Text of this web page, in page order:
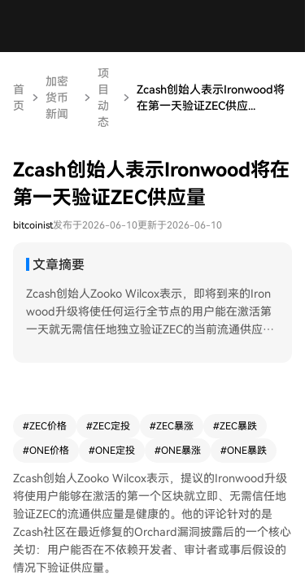
首
页
加密
货币
新闻
项
目
动
态
Zcash创始人表示Ironwood将
在第一天验证ZEC供应...
Zcash创始人表示Ironwood将在
第一天验证ZEC供应量
bitcoinist发布于2026-06-10更新于2026-06-10
文章摘要
Zcash创始人Zooko Wilcox表示，即将到来的Iron
wood升级将使任何运行全节点的用户能在激活第
一天就无需信任地独立验证ZEC的当前流通供应量
行为，而是通过“转门”会计机制确保当前供应量可
活跃的内部流通场所，资金必须通过转门计量后才
能进入新的Ironwood池，从而任何超出合法进入
量的超额ZEC都将无法继续流通或转出。 他认为，
无论Orchard池中是否存在伪造代币，Ironwood都
将在激活首日即刻消除任何超额ZEC，使用户能立
即本地验证ZEC供应量的健全性（当前约1600万
枚，最终2100万枚）。若未来有超额ZEC尝试转
#ZEC价格 #ZEC定投 #ZEC暴涨 #ZEC暴跌
#ONE价格 #ONE定投 #ONE暴涨 #ONE暴跌
Zcash创始人Zooko Wilcox表示，提议的Ironwood升级
将使用户能够在激活的第一个区块就立即、无需信任地
验证ZEC的流通供应量是健康的。他的评论针对的是
Zcash社区在最近修复的Orchard漏洞披露后的一个核心
关切：用户能否在不依赖开发者、审计者或事后假设的
情况下验证供应量。